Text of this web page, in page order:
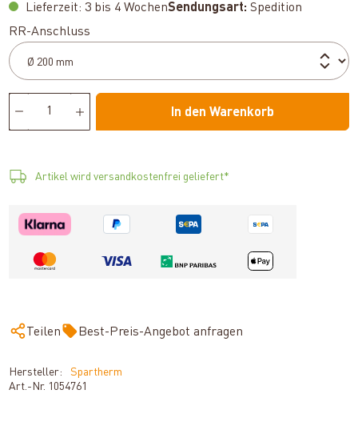
Lieferzeit: 3 bis 4 WochenSendungsart: Spedition
RR-Anschluss
In den Warenkorb
Artikel wird versandkostenfrei geliefert*
Teilen Best-Preis-Angebot anfragen
Hersteller:
Spartherm
Art.-Nr. 1054761